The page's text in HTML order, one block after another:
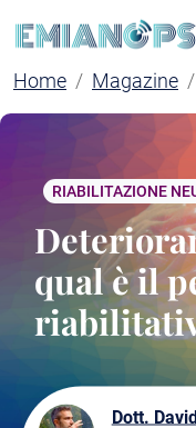
Home Magazine
RIABILITAZIONE
qual è il
Dott.